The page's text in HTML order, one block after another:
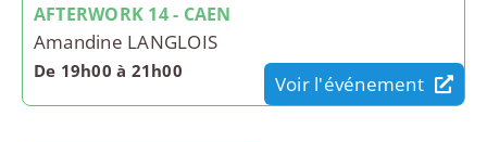
AFTERWORK 14 - CAEN
Amandine LANGLOIS
De 19h00 à 21h00
Voir l'événement